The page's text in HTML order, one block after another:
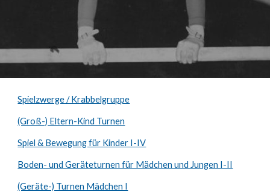
Spielzwerge / Krabbelgruppe
(Groß-) Eltern-Kind Turnen
Spiel & Bewegung für Kinder I-IV
Boden- und Geräteturnen für Mädchen und Jungen I-II
(Geräte-) Turnen Mädchen I